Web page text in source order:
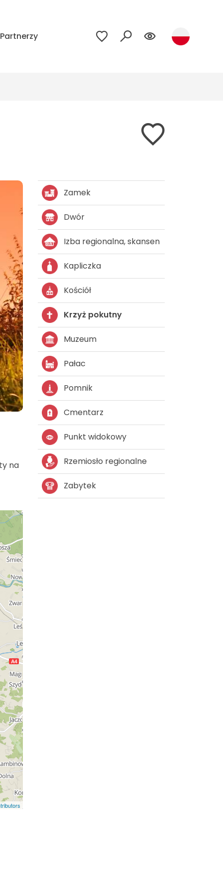
Partnerzy
na
Zamek
Dwór
Izba regionalna, skansen
Kapliczka
Kościół
Krzyż pokutny
Muzeum
Pałac
Pomnik
Cmentarz
Punkt widokowy
Rzemiosło regionalne
Zabytek